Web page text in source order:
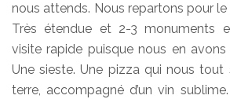
nous attends. Nous repartons pour
Très étendue et 2-3 monuments
visite rapide puisque nous en avons
Une sieste. Une pizza qui nous
terre, accompagné d’un vin